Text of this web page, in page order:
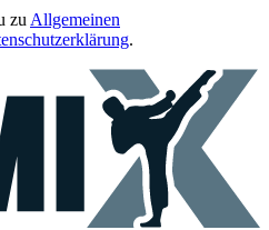
zu Allgemeinen
.